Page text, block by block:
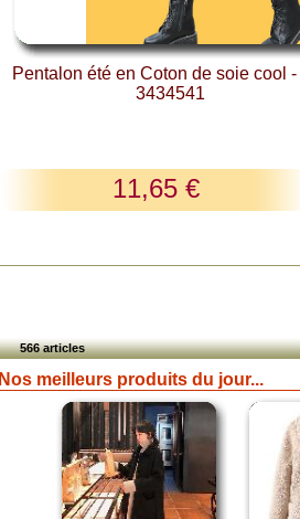
Pentalon été en Coton de soie cool -
3434541
11,65 €
566 articles
Nos meilleurs produits du jour...